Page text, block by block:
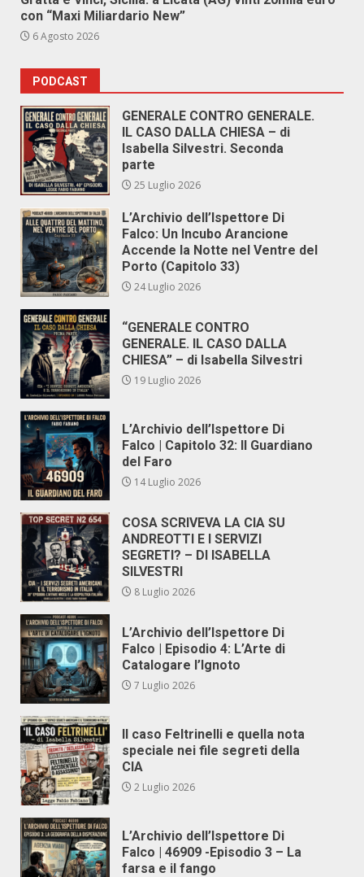
con “Maxi Miliardario New”
6 Agosto 2026
PODCAST
GENERALE CONTRO GENERALE.
IL CASO DALLA CHIESA – di
Isabella Silvestri. Seconda
parte
25 Luglio 2026
L’Archivio dell’Ispettore Di
Falco: Un Incubo Arancione
Accende la Notte nel Ventre del
Porto (Capitolo 33)
24 Luglio 2026
“GENERALE CONTRO
GENERALE. IL CASO DALLA
CHIESA” – di Isabella Silvestri
19 Luglio 2026
L’Archivio dell’Ispettore Di
Falco | Capitolo 32: Il Guardiano
del Faro
14 Luglio 2026
COSA SCRIVEVA LA CIA SU
ANDREOTTI E I SERVIZI
SEGRETI? – DI ISABELLA
SILVESTRI
8 Luglio 2026
L’Archivio dell’Ispettore Di
Falco | Episodio 4: L’Arte di
Catalogare l’Ignoto
7 Luglio 2026
Il caso Feltrinelli e quella nota
speciale nei file segreti della
CIA
2 Luglio 2026
L’Archivio dell’Ispettore Di
Falco | 46909 -Episodio 3 – La
farsa e il fango